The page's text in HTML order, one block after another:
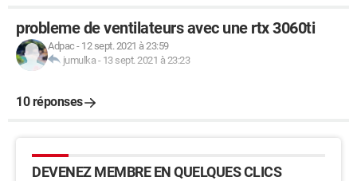
probleme de ventilateurs avec une rtx 3060ti
Adpac - 12 sept. 2021 à 23:59
jumulka - 13 sept. 2021 à 23:23
10 réponses
DEVENEZ MEMBRE EN QUELQUES CLICS